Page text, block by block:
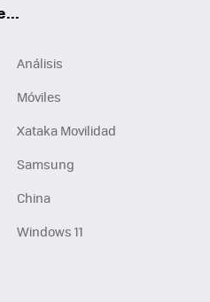
Análisis
Móviles
Xataka Movilidad
Samsung
China
Windows 11